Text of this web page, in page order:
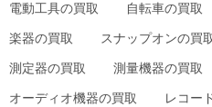
電動工具の買取 自転車の買取
楽器の買取 スナップオンの買
測定器の買取 測量機器の買取
オーディオ機器の買取 レコー